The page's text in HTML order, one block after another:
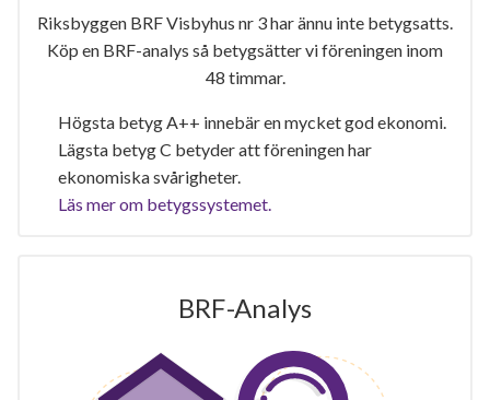
Riksbyggen BRF Visbyhus nr 3 har ännu inte betygsatts.
Köp en BRF-analys så betygsätter vi föreningen inom
48 timmar.
Högsta betyg A++ innebär en mycket god ekonomi.
Lägsta betyg C betyder att föreningen har
ekonomiska svårigheter.
Läs mer om betygssystemet.
BRF-Analys